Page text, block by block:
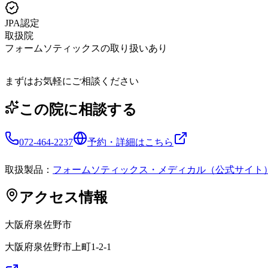
JPA認定
取扱院
フォームソティックスの取り扱いあり
まずはお気軽にご相談ください
この院に相談する
072-464-2237 予約・詳細はこちら
取扱製品： フォームソティックス・メディカル（公式サイト
アクセス情報
大阪府泉佐野市
大阪府泉佐野市上町1-2-1